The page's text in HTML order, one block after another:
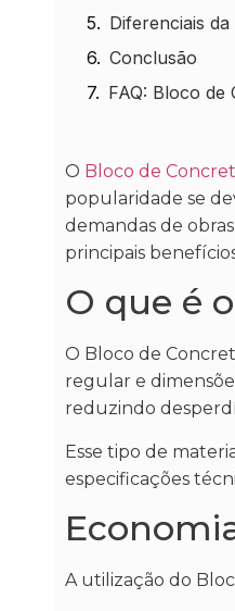
Diferenciais
Conclusão
FAQ: Bloco de
O Bloco de
popularidade se
demandas de
principais
O que é
O Bloco de
regular e
reduzindo
Esse tipo de
especificações
A utilização do